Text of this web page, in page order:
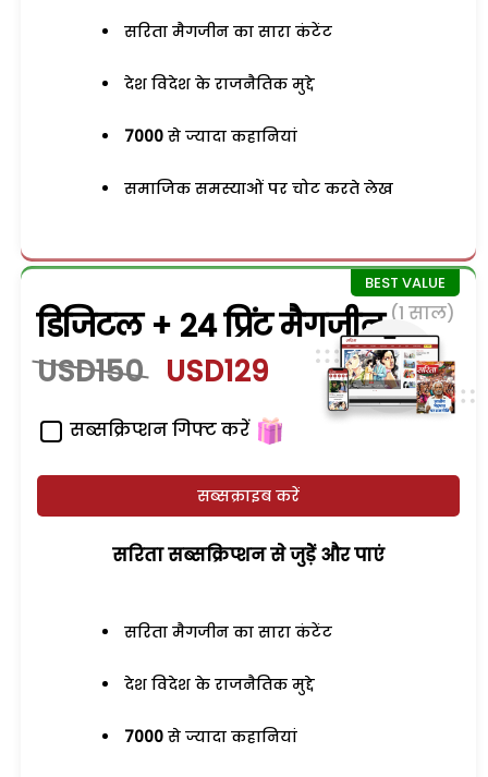
सरिता मैगजीन का सारा कंटेंट
देश विदेश के राजनैतिक मुद्दे
7000 से ज्यादा कहानियां
समाजिक समस्याओं पर चोट करते लेख
डिजिटल + 24 प्रिंट मैगजीन (1 साल)
USD150 USD129
सब्सक्रिप्शन गिफ्ट करें
सब्सक्राइब करें
सरिता सब्सक्रिप्शन से जुड़ेें और पाएं
सरिता मैगजीन का सारा कंटेंट
देश विदेश के राजनैतिक मुद्दे
7000 से ज्यादा कहानियां